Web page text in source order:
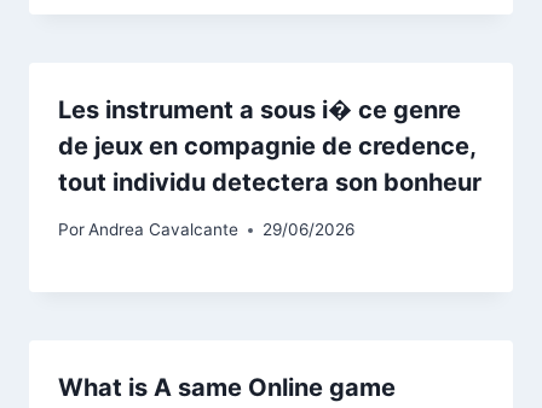
Les instrument a sous i� ce genre
de jeux en compagnie de credence,
tout individu detectera son bonheur
PorAndrea Cavalcante 29/06/2026
What is A same Online game